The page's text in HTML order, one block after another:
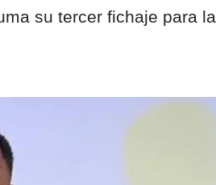
su tercer fichaje para